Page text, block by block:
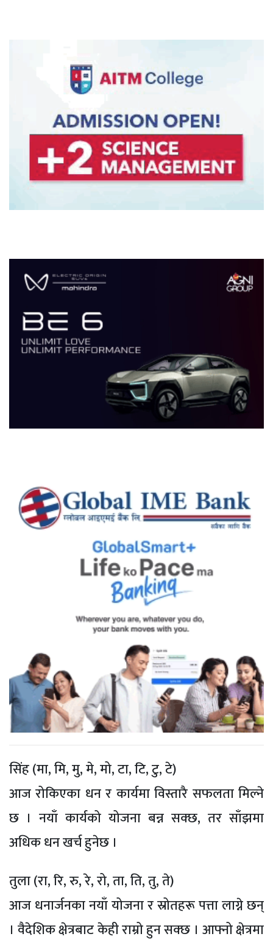
सिंह (मा, मि, मु, मे, मो, टा, टि, टु, टे)
आज रोकिएका धन र कार्यमा विस्तारै सफलता मिल्ने
छ । नयाँ कार्यको योजना बन्न सक्छ, तर साँझमा
अधिक धन खर्च हुनेछ ।
तुला (रा, रि, रु, रे, रो, ता, ति, तु, ते)
आज धनार्जनका नयाँ योजना र स्रोतहरू पत्ता लाग्ने छन्
। वैदेशिक क्षेत्रबाट केही राम्रो हुन सक्छ । आफ्नो क्षेत्रमा